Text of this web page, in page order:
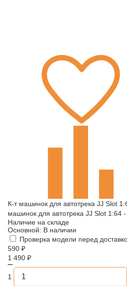
К-т машинок для автотрека JJ Slot
машинок для автотрека JJ Slot 1:64
Наличие на складе
Основной: В наличии
Проверка модели перед
590 ₽
1 490 ₽
1